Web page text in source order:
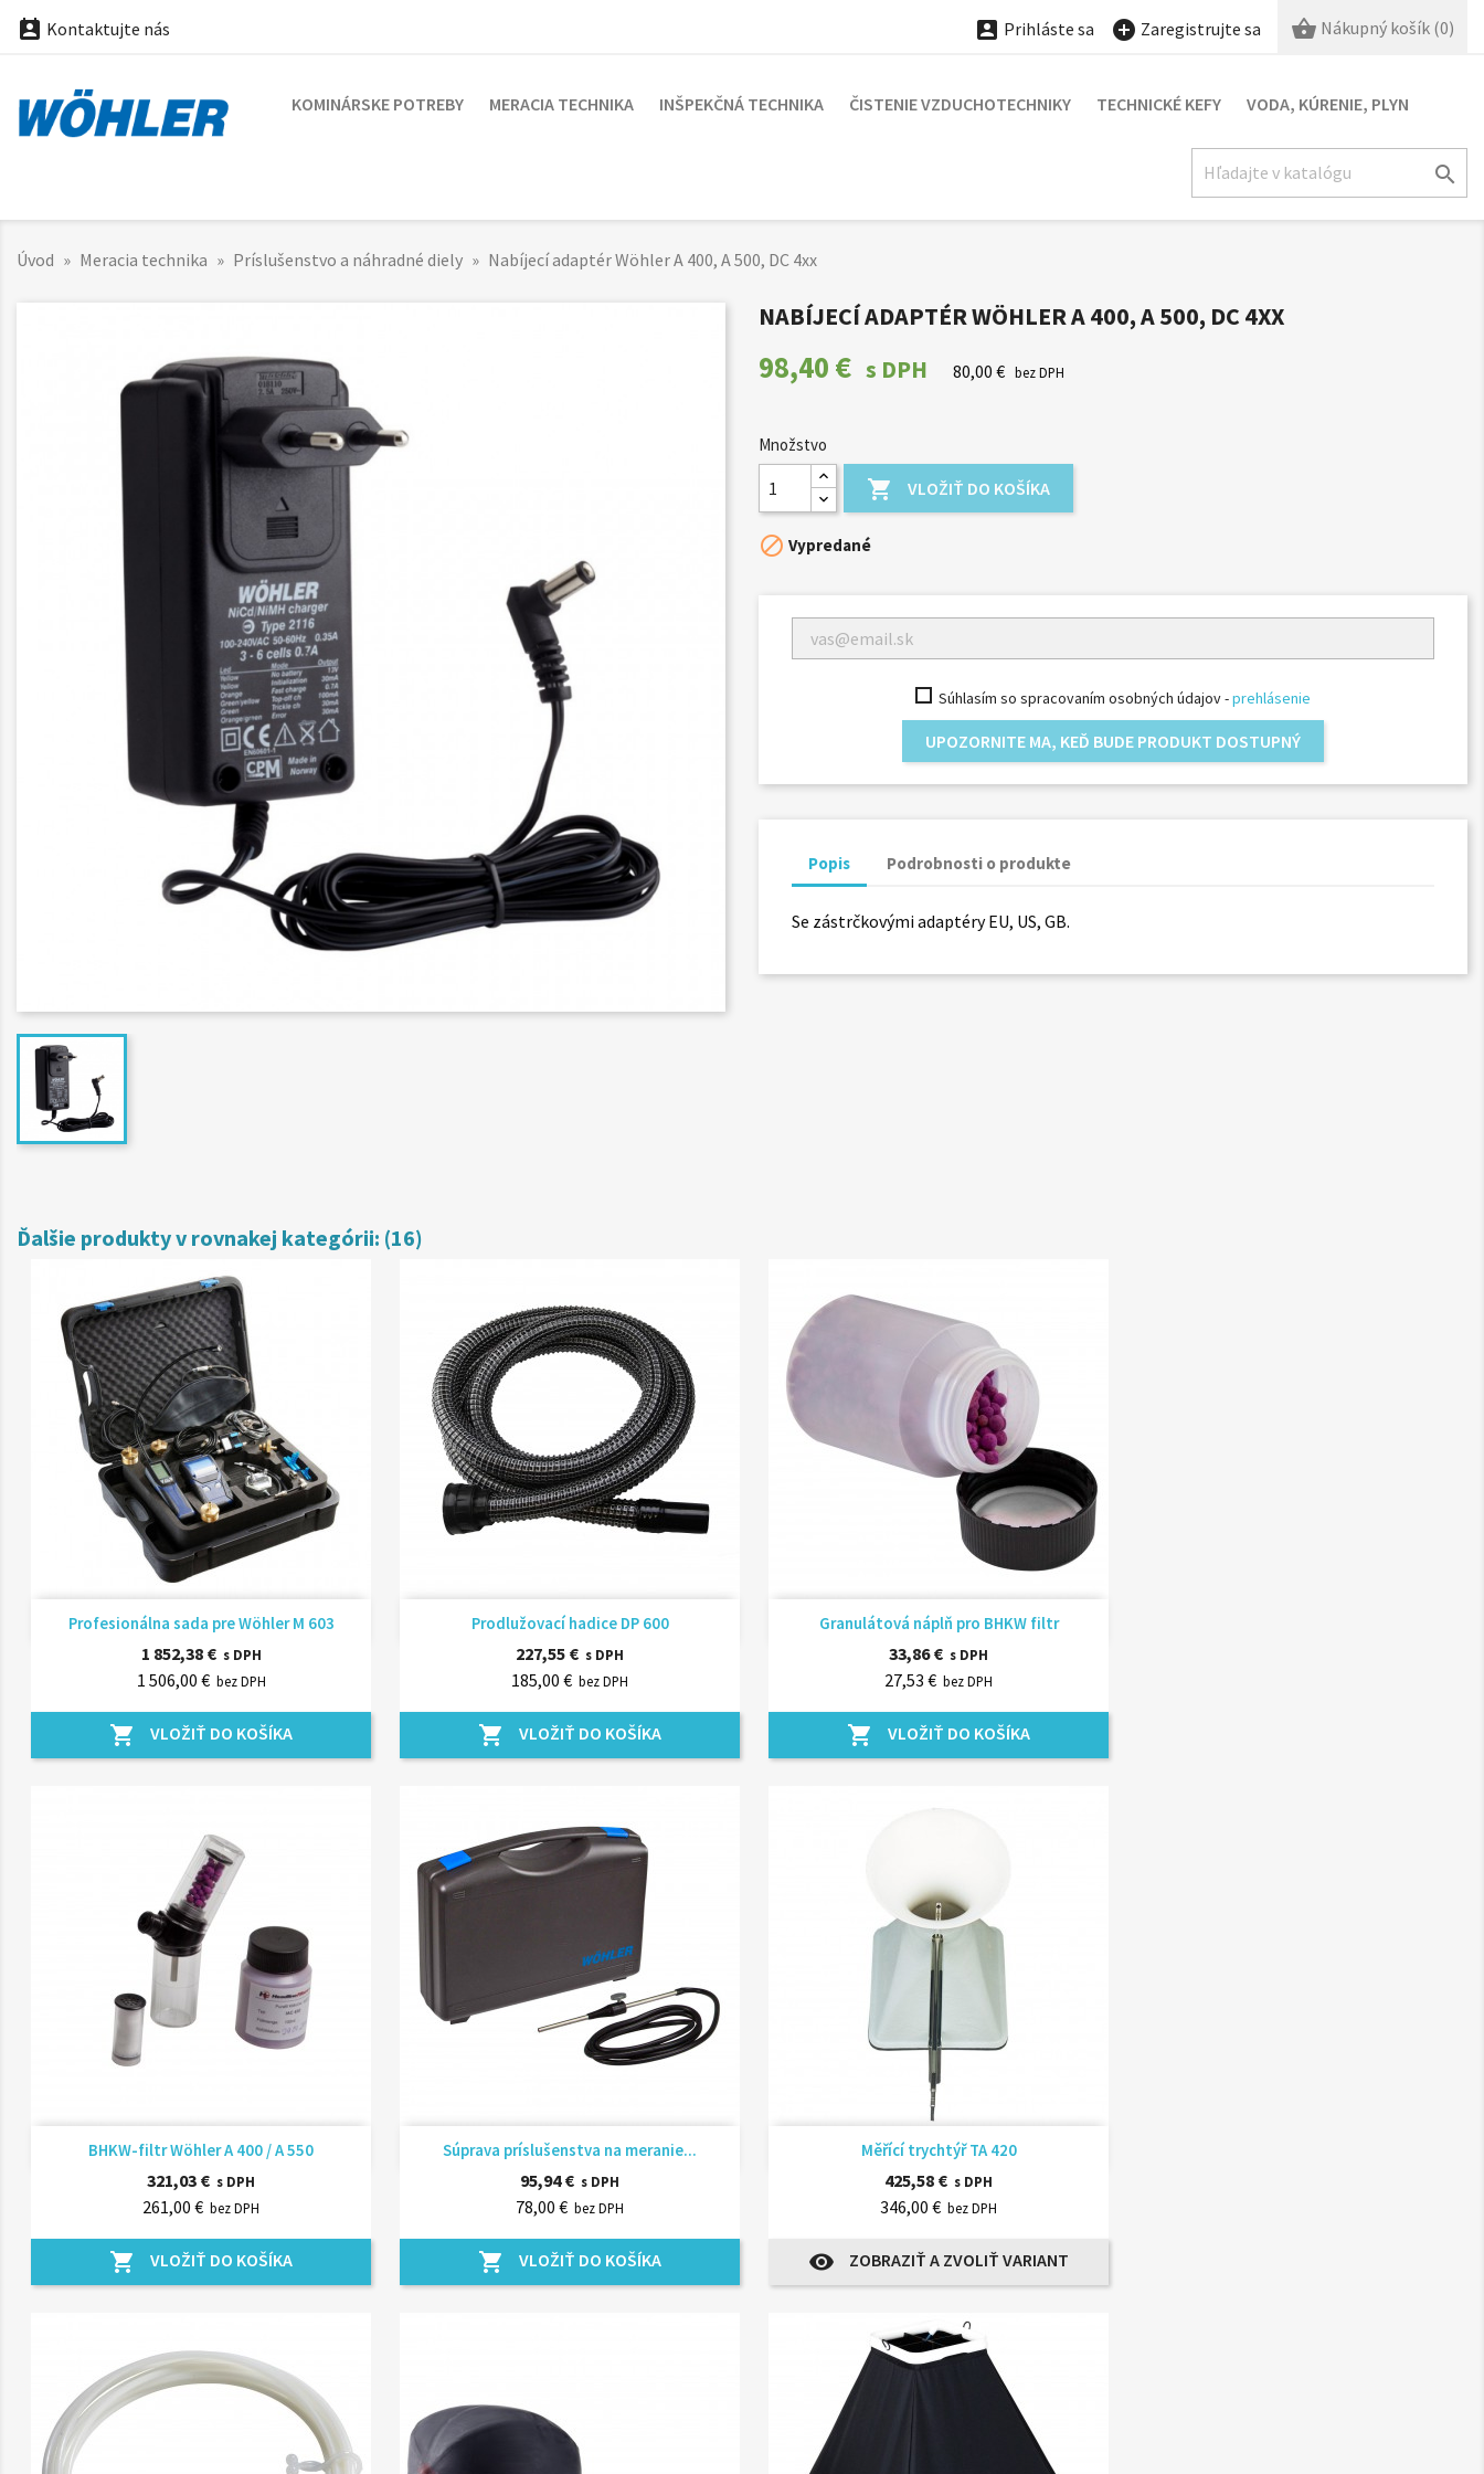
 Kontaktujte nás  Prihláste sa  Zaregistrujte sa  Nákupný košík (0)
KOMINÁRSKE POTREBY MERACIA TECHNIKA INŠPEKČNÁ TECHNIKA ČISTENIE VZDUCHOTECHNIKY TECHNICKÉ KEFY VODA, KÚRENIE, PLYN

Úvod Meracia technika Príslušenstvo a náhradné diely Nabíjecí adaptér Wöhler A 400, A 500, DC 4xx
NABÍJECÍ ADAPTÉR WÖHLER A 400, A 500, DC 4XX
98,40 € s DPH 80,00 € bez DPH
Množstvo
 VLOŽIŤ DO KOŠÍKA
 Vypredané
Súhlasím so spracovaním osobných údajov -prehlásenie
UPOZORNITE MA, KEĎ BUDE PRODUKT DOSTUPNÝ
Popis Podrobnosti o produkte
Se zástrčkovými adaptéry EU, US, GB.
Ďalšie produkty v rovnakej kategórii: (16)
Profesionálna sada pre Wöhler M 603
1 852,38 € s DPH
1 506,00 € bez DPH
shopping_cart VLOŽIŤ DO KOŠÍKA
Rýchly náhľad Prodlužovací hadice DP 600
227,55 € s DPH
185,00 € bez DPH
shopping_cart VLOŽIŤ DO KOŠÍKA
Rýchly náhľad Granulátová náplň pro BHKW filtr
33,86 € s DPH
27,53 € bez DPH
shopping_cart VLOŽIŤ DO KOŠÍKA
Rýchly náhľad
BHKW-filtr Wöhler A 400 / A 550
321,03 € s DPH
261,00 € bez DPH
shopping_cart VLOŽIŤ DO KOŠÍKA
Rýchly náhľad Súprava príslušenstva na meranie...
95,94 € s DPH
78,00 € bez DPH
shopping_cart VLOŽIŤ DO KOŠÍKA
Rýchly náhľad Měřící trychtýř TA 420
425,58 € s DPH
346,00 € bez DPH
visibility ZOBRAZIŤ A ZVOLIŤ VARIANT
Rýchly náhľad